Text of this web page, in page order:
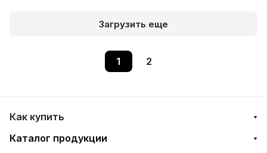
Загрузить еще
1 2
Как купить
Каталог продукции